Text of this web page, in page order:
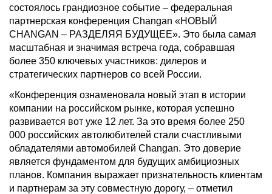
состоялось грандиозное событие – федеральная
партнерская конференция Changan «НОВЫЙ
CHANGAN – РАЗДЕЛЯЯ БУДУЩЕЕ». Это была самая
масштабная и значимая встреча года, собравшая
более 350 ключевых участников: дилеров и
стратегических партнеров со всей России.
«Конференция ознаменовала новый этап в истории
компании на российском рынке, которая успешно
развивается вот уже 12 лет. За это время более 250
000 российских автолюбителей стали счастливыми
обладателями автомобилей Changan. Это доверие
является фундаментом для будущих амбициозных
планов. Компания выражает признательность клиентам
и партнерам за эту совместную дорогу, – отметил